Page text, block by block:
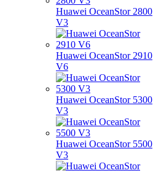
Huawei OceanStor 2800
V3
Huawei OceanStor 2910
V6
Huawei OceanStor 5300
V3
Huawei OceanStor 5500
V3